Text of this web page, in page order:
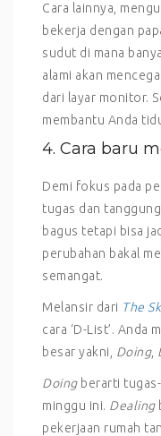
Cara lainnya,
bekerja dengan
sudut di mana
alami akan
dari layar monitor.
membantu Anda
4. Cara baru
Demi fokus pada
tugas dan
bagus tetapi bisa
perubahan bakal
semangat.
Melansir dari The
cara ‘D-List’. Anda
besar yakni, Doing,
Doingberarti tugas-
minggu ini. Dealing
pekerjaan rumah